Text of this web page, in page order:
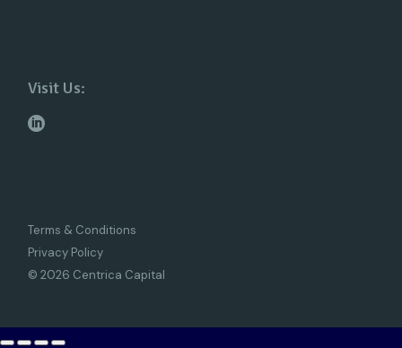
Visit Us:
Terms & Conditions
Privacy Policy
© 2026 Centrica Capital